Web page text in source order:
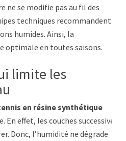
ne se modifie pas au fil des
techniques recommandent
humides. Ainsi, la
optimale en toutes saisons.
limite les
en résine synthétique
effet, les couches successives
Donc, l’humidité ne dégrade